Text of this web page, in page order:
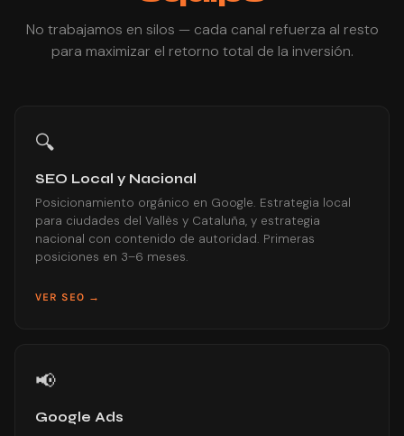
No trabajamos en silos — cada canal refuerza al resto
para maximizar el retorno total de la inversión.
🔍
SEO Local y Nacional
Posicionamiento orgánico en Google. Estrategia local
para ciudades del Vallès y Cataluña, y estrategia
nacional con contenido de autoridad. Primeras
posiciones en 3–6 meses.
VER SEO →
📢
Google Ads